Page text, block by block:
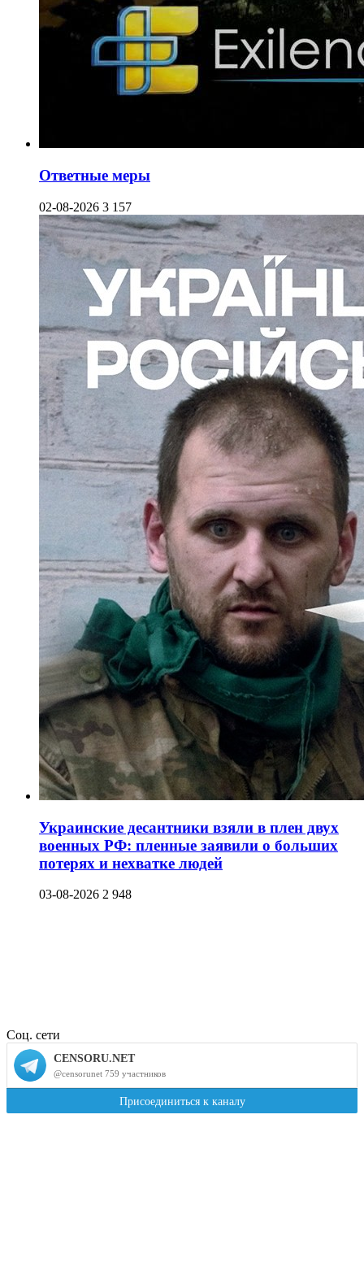
Ответные меры
02-08-2026 3 157
Украинские десантники взяли в плен двух
военных РФ: пленные заявили о больших
потерях и нехватке людей
03-08-2026 2 948
Соц. сети